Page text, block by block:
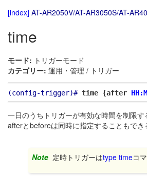
[index] AT-AR2050V/AT-AR3050S/AT-
time
モード: トリガーモード
カテゴリー: 運用・管理 / トリガー
(config-trigger)# time {after
一日のうちトリガーが有効な時間を制限す
afterとbeforeは同時に指定することもでき
Note 定時トリガーはtype timeコ